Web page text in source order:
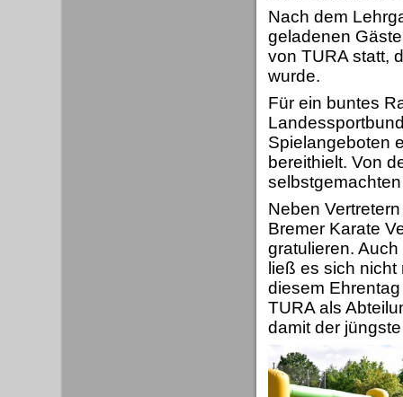
Nach dem
geladenen
von TURA statt,
wurde.
Für ein buntes
Spielangeboten
bereithielt. Von
Neben
Bremer Karate
gratulieren.
ließ es sich
diesem
TURA als
damit der